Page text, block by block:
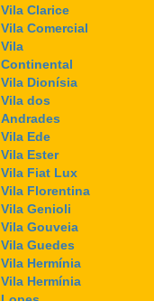
Vila Clarice
Vila Comercial
Vila
Continental
Vila Dionísia
Vila dos
Andrades
Vila Ede
Vila Ester
Vila Fiat Lux
Vila Florentina
Vila Genioli
Vila Gouveia
Vila Guedes
Vila Hermínia
Vila Hermínia